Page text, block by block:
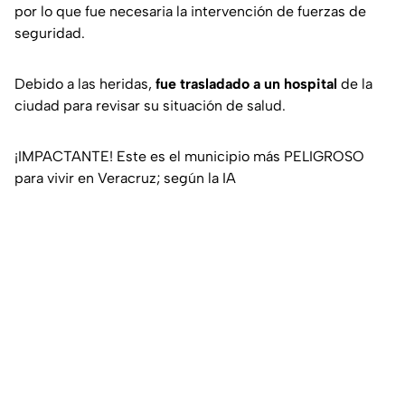
por lo que fue necesaria la intervención de fuerzas de
seguridad.
Debido a las heridas, fue trasladado a un hospital de la
ciudad para revisar su situación de salud.
¡IMPACTANTE! Este es el municipio más PELIGROSO
para vivir en Veracruz; según la IA